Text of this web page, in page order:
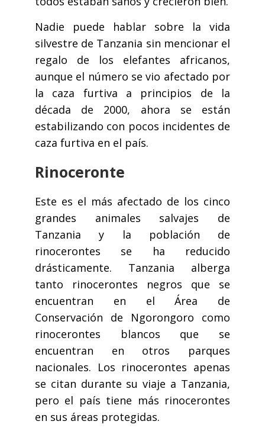
Nadie puede hablar sobre la vida
silvestre de Tanzania sin mencionar el
regalo de los elefantes africanos,
aunque el número se vio afectado por
la caza furtiva a principios de la
década de 2000, ahora se están
estabilizando con pocos incidentes de
caza furtiva en el país.
Rinoceronte
Este es el más afectado de los cinco
grandes animales salvajes de
Tanzania y la población de
rinocerontes se ha reducido
drásticamente. Tanzania alberga
tanto rinocerontes negros que se
encuentran en el Área de
Conservación de Ngorongoro como
rinocerontes blancos que se
encuentran en otros parques
nacionales. Los rinocerontes apenas
se citan durante su viaje a Tanzania,
pero el país tiene más rinocerontes
en sus áreas protegidas.